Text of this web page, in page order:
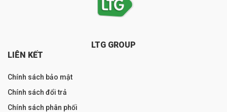
LTG GROUP
LIÊN KẾT
Chính sách bảo mật
Chính sách đổi trả
Chính sách phân phối